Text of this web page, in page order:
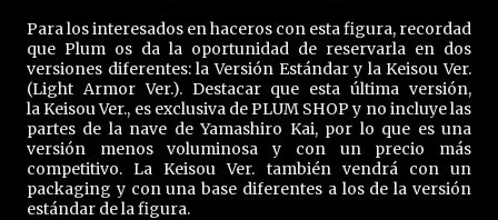
Para los interesados en haceros con esta figura, recordad
que Plum os da la oportunidad de reservarla en dos
versiones diferentes: la Versión Estándar y la Keisou Ver.
(Light Armor Ver.). Destacar que esta última versión,
la Keisou Ver., es exclusiva de PLUM SHOP y no incluye las
partes de la nave de Yamashiro Kai, por lo que es una
versión menos voluminosa y con un precio más
competitivo. La Keisou Ver. también vendrá con un
packaging y con una base diferentes a los de la versión
estándar de la figura.